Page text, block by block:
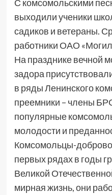
С комсомольскими
выходили ученики
садиков и ветераны.
работники ОАО
На празднике вечной
задора
в ряды Ленинского
преемники – члены
популярные
молодости и
Комсомольцы-
первых рядах в годы
Великой
мирная жизнь, они